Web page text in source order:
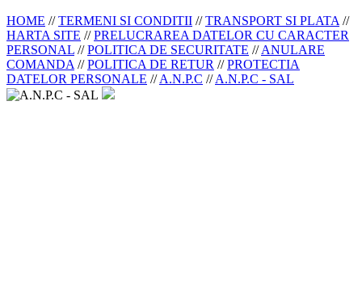
HOME //TERMENI SI CONDITII //TRANSPORT SI PLATA //
HARTA SITE //PRELUCRAREA DATELOR CU CARACTER
PERSONAL //POLITICA DE SECURITATE //ANULARE
COMANDA //POLITICA DE RETUR //PROTECTIA
DATELOR PERSONALE //A.N.P.C //A.N.P.C - SAL